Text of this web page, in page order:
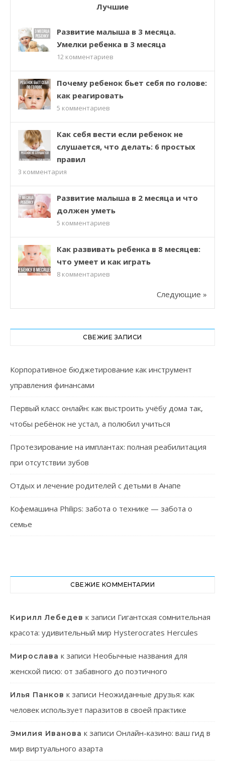
Лучшие
Развитие малыша в 3 месяца.
Умелки ребенка в 3 месяца
12 комментариев
Почему ребенок бьет себя по голове:
как реагировать
5 комментариев
Как себя вести если ребенок не
слушается, что делать: 6 простых
правил
3 комментария
Развитие малыша в 2 месяца и что
должен уметь
5 комментариев
Как развивать ребенка в 8 месяцев:
что умеет и как играть
8 комментариев
Следующие »
СВЕЖИЕ ЗАПИСИ
Корпоративное бюджетирование как инструмент
управления финансами
Первый класс онлайн: как выстроить учёбу дома так,
чтобы ребёнок не устал, а полюбил учиться
Протезирование на имплантах: полная реабилитация
при отсутствии зубов
Отдых и лечение родителей с детьми в Анапе
Кофемашина Philips: забота о технике — забота о
семье
СВЕЖИЕ КОММЕНТАРИИ
Кирилл Лебедев к записи Гигантская сомнительная
красота: удивительный мир Hysterocrates Hercules
Мирослава к записи Необычные названия для
женской писю: от забавного до поэтичного
Илья Панков к записи Неожиданные друзья: как
человек использует паразитов в своей практике
Эмилия Иванова к записи Онлайн-казино: ваш гид в
мир виртуального азарта